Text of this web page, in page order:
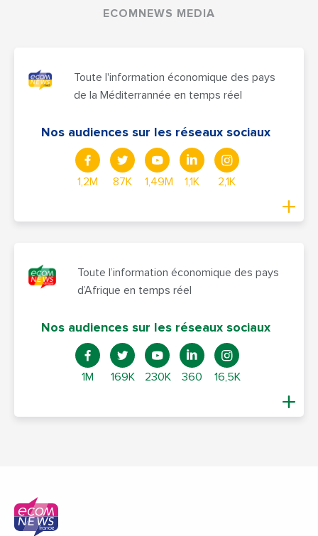
ECOMNEWS MEDIA
Toute l'information économique des pays
de la Méditerrannée en temps réel
Nos audiences sur les réseaux sociaux
1,2M 87K 1,49M 1,1K 2,1K
Toute l’information économique des pays
d’Afrique en temps réel
Nos audiences sur les réseaux sociaux
1M 169K 230K 360 16,5K